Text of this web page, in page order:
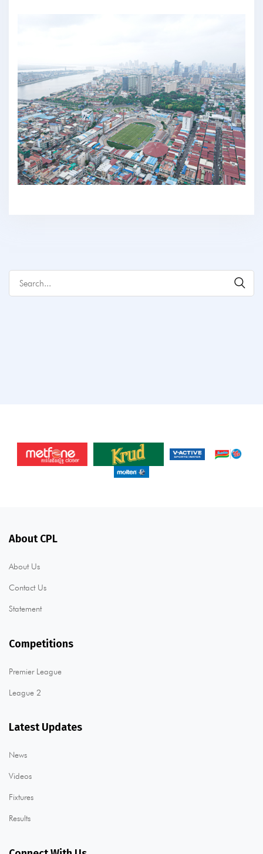
About CPL
About Us
Contact Us
Statement
Competitions
Premier League
League 2
Latest Updates
News
Videos
Fixtures
Results